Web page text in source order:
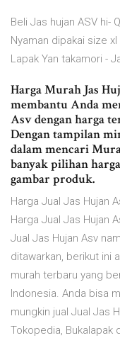
Beli Jas hujan ASV hi-
Nyaman dipakai size
Lapak Yan takamori -
Harga Murah Jas
membantu Anda
Asv dengan harga
Dengan tampilan
dalam mencari
banyak pilihan
gambar produk.
Harga Jual Jas Hujan
Harga Jual Jas Hujan
Jual Jas Hujan Asv
ditawarkan, berikut ini
murah terbaru yang
Indonesia. Anda bisa
mungkin jual Jual Jas
Tokopedia, Bukalapak